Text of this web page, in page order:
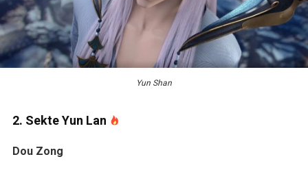
Yun Shan
2. Sekte Yun Lan
Dou Zong